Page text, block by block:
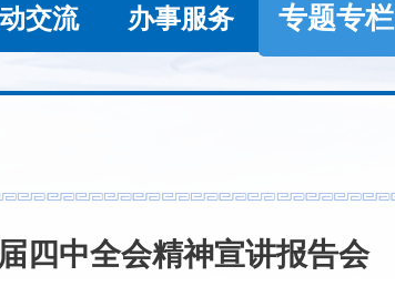
交流 办事服务 专题专栏
四中全会精神宣讲报告会